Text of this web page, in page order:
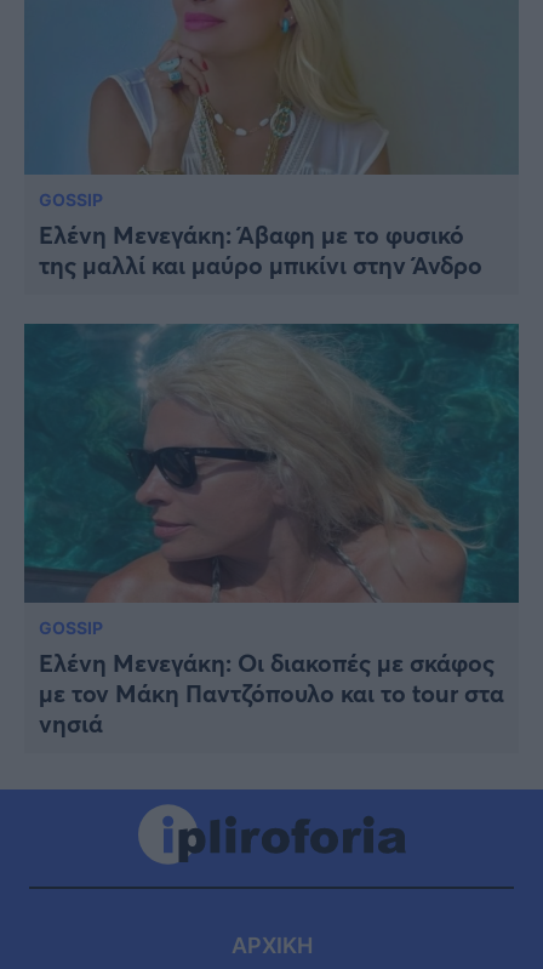
GOSSIP
Ελένη Μενεγάκη: Άβαφη με το φυσικό
της μαλλί και μαύρο μπικίνι στην Άνδρο
GOSSIP
Ελένη Μενεγάκη: Οι διακοπές με σκάφος
με τον Μάκη Παντζόπουλο και το tour στα
νησιά
ΑΡΧΙΚΗ